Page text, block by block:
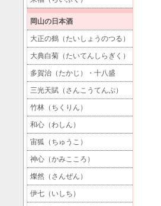
岡山の日本酒
大正の鶴（たいしょうのつる）
大典白菊（たいてんしらぎく）
多賀治（たかじ）・十八盛
三光天賦（さんこうてんぷ）
竹林（ちくりん）
和心（わしん）
宙狐（ちゅうこ）
神心（かみこころ）
燦然（さんぜん）
伊七（いしち）